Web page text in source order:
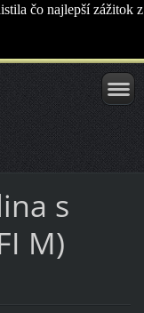
čo najlepší zážitok z
s
M)